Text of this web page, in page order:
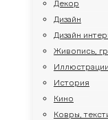
Декор
Дизайн
Дизайн
Живопись,
История
Кино
Ковры,